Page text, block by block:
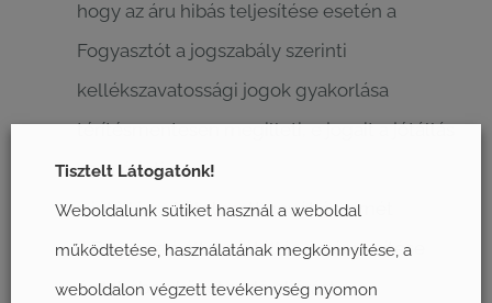
hogy az áru hibás teljesítése esetén a
Fogyasztót a jogszabály szerinti
kellékszavatossági jogok gyakorlása
térítésmentesen megilleti, e jogait a jótállás
nem érinti
a jótállásra kötelezett nevét és címét
a Fogyasztó által a jótállás érvényesítése
érdekében követendő eljárást
Tisztelt Látogatónk!
Weboldalunk sütiket használ a weboldal
működtetése, használatának megkönnyítése, a
weboldalon végzett tevékenység nyomon